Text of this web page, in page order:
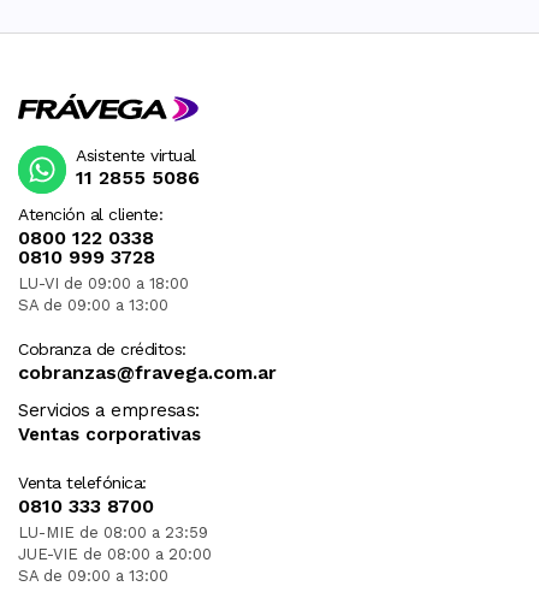
Atención al cliente:
0800 122 0338
0810 999 3728
LU-VI de 09:00 a 18:00
SA de 09:00 a 13:00
Cobranza de créditos:
cobranzas@fravega.com.ar
Servicios a empresas:
Ventas corporativas
Venta telefónica:
0810 333 8700
LU-MIE de 08:00 a 23:59
JUE-VIE de 08:00 a 20:00
SA de 09:00 a 13:00
Asistente virtual
11 2855 5086